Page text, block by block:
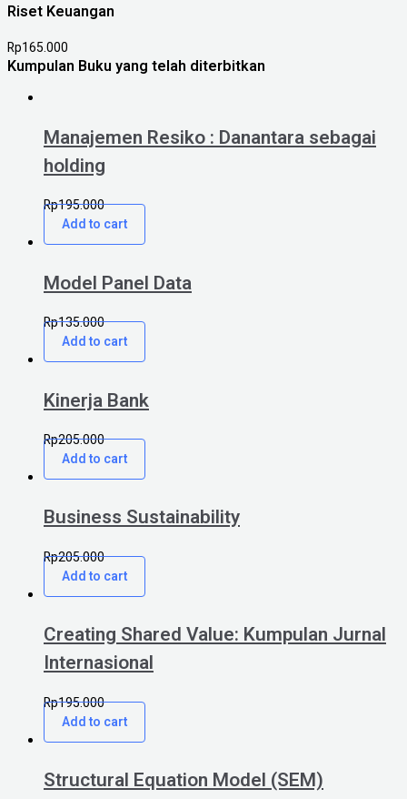
Riset Keuangan
Rp165.000
Kumpulan Buku yang telah diterbitkan
Manajemen Resiko : Danantara sebagai
holding
Rp195.000
Add to cart
Model Panel Data
Rp135.000
Add to cart
Kinerja Bank
Rp205.000
Add to cart
Business Sustainability
Rp205.000
Add to cart
Creating Shared Value: Kumpulan Jurnal
Internasional
Rp195.000
Add to cart
Structural Equation Model (SEM)